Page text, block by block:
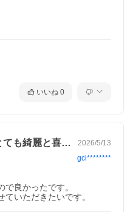
いいね 0
義理の母へ送りました。とても綺麗と喜ん… 2026/5/13
gci********
良かったです。
いただきたいです。